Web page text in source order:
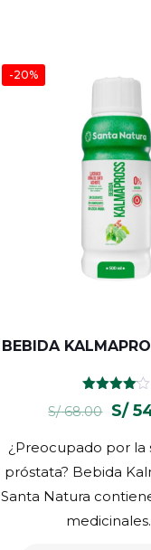
-20%
BEBIDA
Valorado
con
S/68.00 El
era:
S/
S/
¿Preocupado por la
próstata? Bebida
Santa Natura